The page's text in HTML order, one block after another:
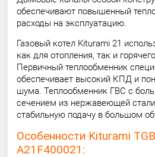
обеспечивают повышенный
расходы на эксплуатацию.
Газовый котел Kiturami 21
как для отопления, так и
Первичный теплообменник
обеспечивает высокий КПД и
шума. Теплообменник ГВС с
сечением из нержавеющей
стабильную подачу в большом
Особенности Kiturami
A21F400021: